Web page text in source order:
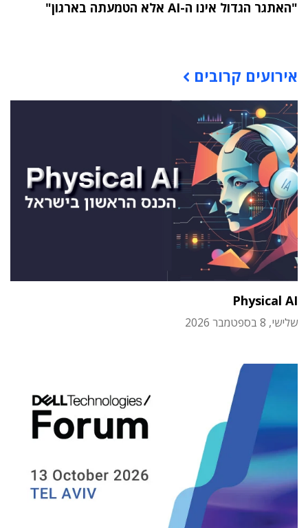
"האתגר הגדול אינו ה-AI אלא הטמעתה בארגון"
אירועים קרובים
Physical AI
שלישי, 8 בספטמבר 2026